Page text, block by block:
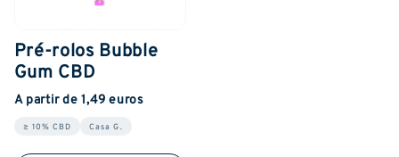
Pré-rolos Bubble
Gum CBD
A partir de 1,49 euros
≥ 10% CBD Casa G.